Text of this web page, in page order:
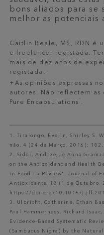
bons aliados para se
melhor as potenciais
Caitlin Beale, MS, RDN é
e freelancer registada.
mais de dez anos de
registada.
+As opiniões expressas
autores. Não reflectem
Pure Encapsulations .
1. Tiralongo, Evelin, Shirley S.
não. 4 (24 de Março, 2016):
2. Sidor, Andrzej, e Anna
on the Antioxidant and Health
in Food - a Review". Journal of
Antioxidants, 18 (1 de Outubro,
https://doi.org/10.1016/
3. Ulbricht, Catherine, Ethan
Paul Hammerness, Richard
Evidence-Based Systematic
(Sambucus Nigra) by the